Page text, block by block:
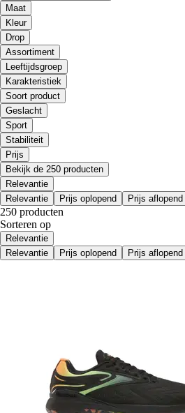
Maat
Kleur
Drop
Assortiment
Leeftijdsgroep
Karakteristiek
Soort product
Geslacht
Sport
Stabiliteit
Prijs
Bekijk de 250 producten
Relevantie
Relevantie
Prijs oplopend Prijs aflopend
250 producten
Sorteren op
Relevantie
Relevantie
Prijs oplopend Prijs aflopend